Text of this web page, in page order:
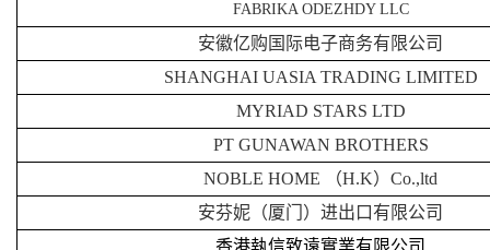
FABRIKA ODEZHDY LLC
安徽亿购国际电子商务有限公司
SHANGHAI UASIA TRADING LIMITED
MYRIAD STARS LTD
PT GUNAWAN BROTHERS
NOBLE HOME
（H.K） Co.,ltd
安芬妮（厦门）进出口有限公司
香港執信致遠實業有限公司